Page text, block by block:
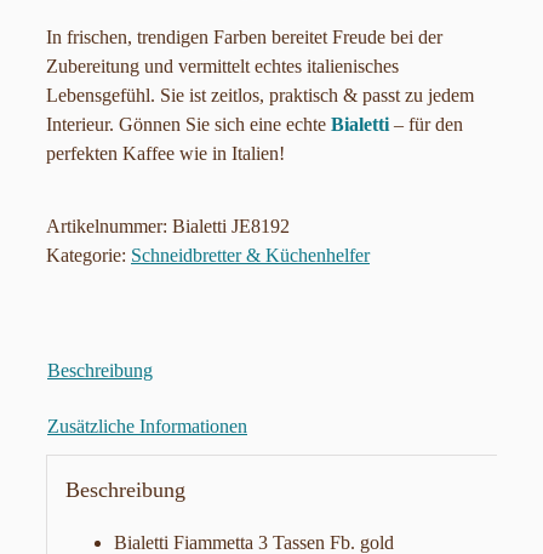
In frischen, trendigen Farben bereitet Freude bei der
Zubereitung und vermittelt echtes italienisches
Lebensgefühl. Sie ist zeitlos, praktisch & passt zu jedem
Interieur. Gönnen Sie sich eine echte Bialetti – für den
perfekten Kaffee wie in Italien!
Artikelnummer: Bialetti JE8192
Kategorie: Schneidbretter & Küchenhelfer
Beschreibung
Zusätzliche Informationen
Beschreibung
Bialetti Fiammetta 3 Tassen Fb. gold